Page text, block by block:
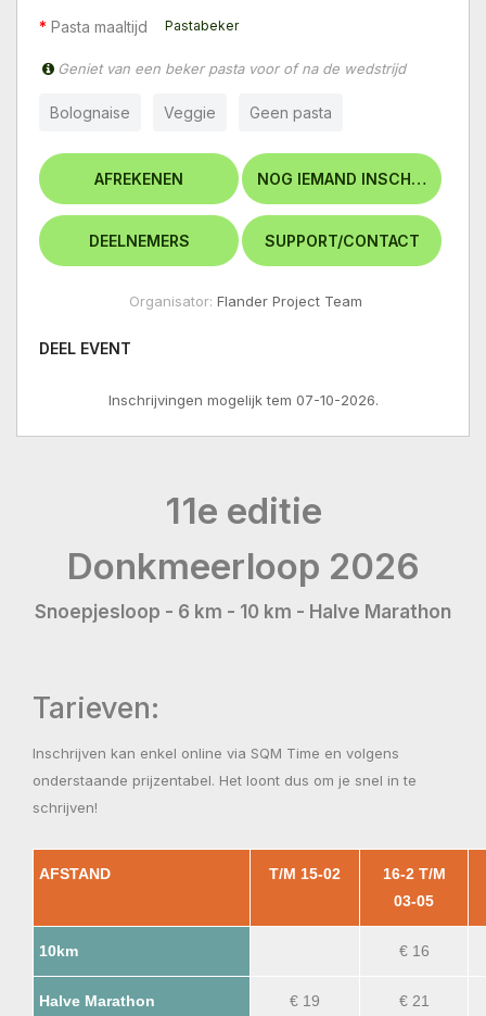
Pasta maaltijd Pastabeker
Geniet van een beker pasta voor of na de wedstrijd
Bolognaise Veggie Geen pasta
Organisator: Flander Project Team
DEEL EVENT
Inschrijvingen mogelijk tem 07-10-2026.
11e editie
Donkmeerloop 2026
Snoepjesloop - 6 km - 10 km - Halve Marathon
Tarieven:
Inschrijven kan enkel online via SQM Time en volgens
onderstaande prijzentabel. Het loont dus om je snel in te
schrijven!
AFSTAND T/M 15-02
16-2 T/M
03-05
10km € 16
Halve Marathon € 19 € 21